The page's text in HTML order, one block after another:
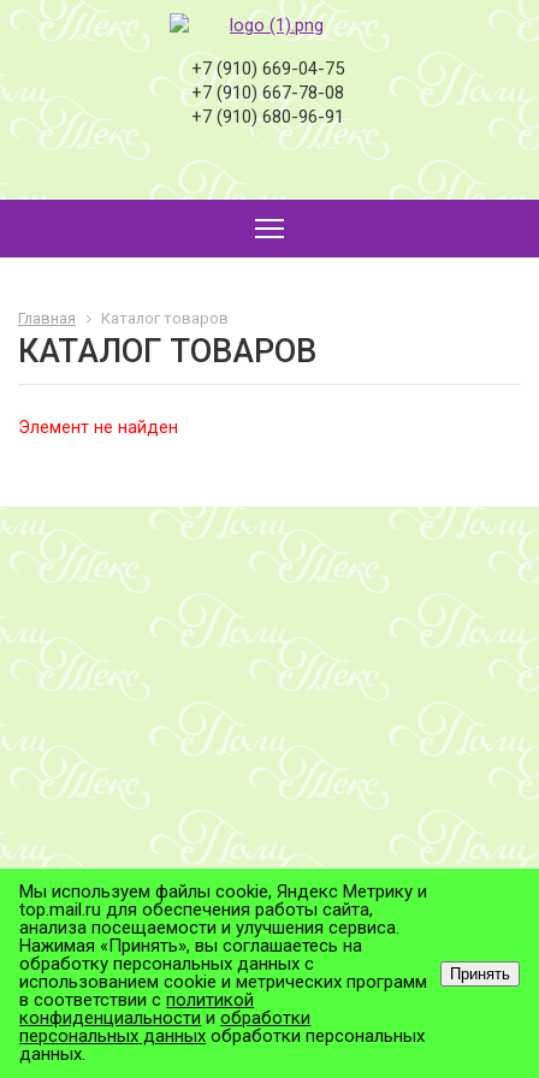
+7 (910) 669-04-75
+7 (910) 667-78-08
+7 (910) 680-96-91
Главная Каталог товаров
КАТАЛОГ ТОВАРОВ
Элемент не найден
© ТД "ПолиТекс", 2026
Все права защищены.
Мы используем файлы cookie, Яндекс Метрику и
top.mail.ru для обеспечения работы сайта,
анализа посещаемости и улучшения сервиса.
Нажимая «Принять», вы соглашаетесь на
обработку персональных данных с
использованием cookie и метрических программ
в соответствии сполитикой
конфиденциальности иобработки
персональных данных обработки персональных
данных.
Принять